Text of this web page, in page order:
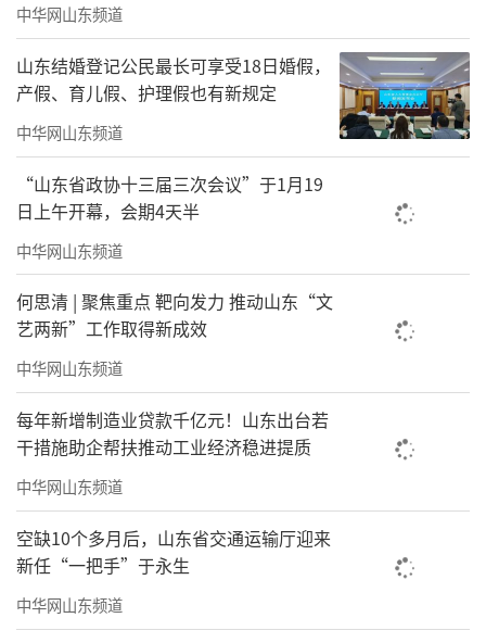
中华网山东频道
山东结婚登记公民最长可享受18日婚假，
产假、育儿假、护理假也有新规定
中华网山东频道
“山东省政协十三届三次会议”于1月19
日上午开幕，会期4天半
中华网山东频道
何思清 | 聚焦重点 靶向发力 推动山东“文
艺两新”工作取得新成效
中华网山东频道
每年新增制造业贷款千亿元！山东出台若
干措施助企帮扶推动工业经济稳进提质
中华网山东频道
空缺10个多月后，山东省交通运输厅迎来
新任“一把手”于永生
中华网山东频道